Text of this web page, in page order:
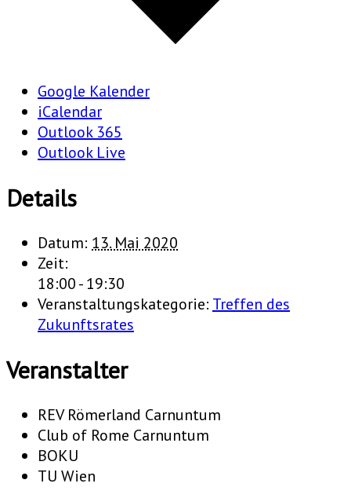
Google Kalender
iCalendar
Outlook 365
Outlook Live
Details
Datum: 13. Mai 2020
Zeit:
18:00 - 19:30
Veranstaltungskategorie: Treffen des
Zukunftsrates
Veranstalter
REV Römerland Carnuntum
Club of Rome Carnuntum
BOKU
TU Wien